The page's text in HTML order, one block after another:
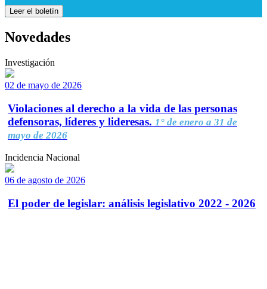
Leer el boletín
Novedades
Investigación
02 de mayo de 2026
Violaciones al derecho a la vida de las personas
defensoras, líderes y lideresas. 1° de enero a 31 de
mayo de 2026
Incidencia Nacional
06 de agosto de 2026
El poder de legislar: análisis legislativo 2022 - 2026